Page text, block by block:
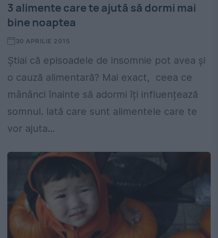
3 alimente care te ajută să dormi mai
bine noaptea
30 APRILIE 2015
Știai că episoadele de insomnie pot avea și
o cauză alimentară? Mai exact, ceea ce
mânânci înainte să adormi îți influențează
somnul. Iată care sunt alimentele care te
vor ajuta...